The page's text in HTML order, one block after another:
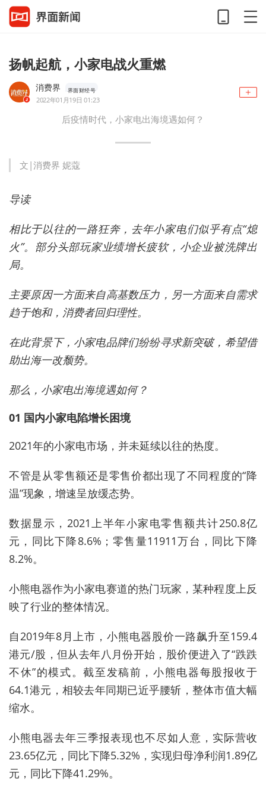
扬帆起航，小家电战火重燃
消费界 界面财经号
2022年01月19日 01:23
后疫情时代，小家电出海境遇如何？
文|消费界 妮蔻
导读
相比于以往的一路狂奔，去年小家电们似乎有点“熄
火”。部分头部玩家业绩增长疲软，小企业被洗牌出
局。
主要原因一方面来自高基数压力，另一方面来自需求
趋于饱和，消费者回归理性。
在此背景下，小家电品牌们纷纷寻求新突破，希望借
助出海一改颓势。
那么，小家电出海境遇如何？
01 国内小家电陷增长困境
2021年的小家电市场，并未延续以往的热度。
不管是从零售额还是零售价都出现了不同程度的“降
温”现象，增速呈放缓态势。
数据显示，2021上半年小家电零售额共计250.8亿
元，同比下降8.6%；零售量11911万台，同比下降
8.2%。
小熊电器作为小家电赛道的热门玩家，某种程度上反
映了行业的整体情况。
自2019年8月上市，小熊电器股价一路飙升至159.4
港元/股，但从去年八月份开始，股价便进入了“跌跌
不休”的模式。截至发稿前，小熊电器每股报收于
64.1港元，相较去年同期已近乎腰斩，整体市值大幅
缩水。
小熊电器去年三季报表现也不尽如人意，实际营收
23.65亿元，同比下降5.32%，实现归母净利润1.89亿
元，同比下降41.29%。